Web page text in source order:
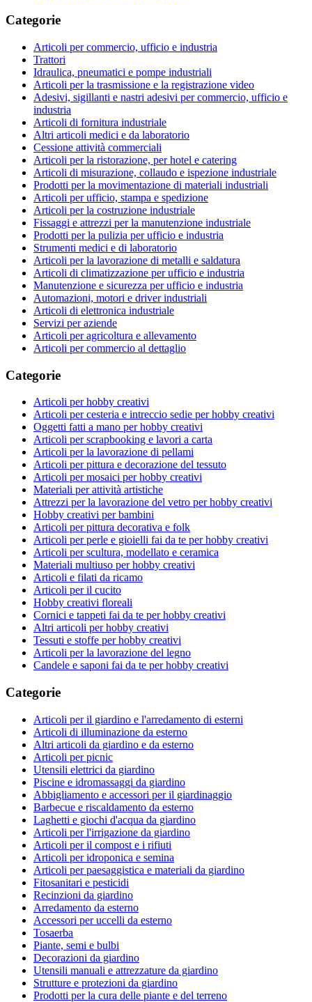
Categorie
Articoli per commercio, ufficio e industria
Trattori
Idraulica, pneumatici e pompe industriali
Articoli per la trasmissione e la registrazione video
Adesivi, sigillanti e nastri adesivi per commercio, ufficio e
industria
Articoli di fornitura industriale
Altri articoli medici e da laboratorio
Cessione attività commerciali
Articoli per la ristorazione, per hotel e catering
Articoli di misurazione, collaudo e ispezione industriale
Prodotti per la movimentazione di materiali industriali
Articoli per ufficio, stampa e spedizione
Articoli per la costruzione industriale
Fissaggi e attrezzi per la manutenzione industriale
Prodotti per la pulizia per ufficio e industria
Strumenti medici e di laboratorio
Articoli per la lavorazione di metalli e saldatura
Articoli di climatizzazione per ufficio e industria
Manutenzione e sicurezza per ufficio e industria
Automazioni, motori e driver industriali
Articoli di elettronica industriale
Servizi per aziende
Articoli per agricoltura e allevamento
Articoli per commercio al dettaglio
Categorie
Articoli per hobby creativi
Articoli per cesteria e intreccio sedie per hobby creativi
Oggetti fatti a mano per hobby creativi
Articoli per scrapbooking e lavori a carta
Articoli per la lavorazione di pellami
Articoli per pittura e decorazione del tessuto
Articoli per mosaici per hobby creativi
Materiali per attività artistiche
Attrezzi per la lavorazione del vetro per hobby creativi
Hobby creativi per bambini
Articoli per pittura decorativa e folk
Articoli per perle e gioielli fai da te per hobby creativi
Articoli per scultura, modellato e ceramica
Materiali multiuso per hobby creativi
Articoli e filati da ricamo
Articoli per il cucito
Hobby creativi floreali
Cornici e tappeti fai da te per hobby creativi
Altri articoli per hobby creativi
Tessuti e stoffe per hobby creativi
Articoli per la lavorazione del legno
Candele e saponi fai da te per hobby creativi
Categorie
Articoli per il giardino e l'arredamento di esterni
Articoli di illuminazione da esterno
Altri articoli da giardino e da esterno
Articoli per picnic
Utensili elettrici da giardino
Piscine e idromassaggi da giardino
Abbigliamento e accessori per il giardinaggio
Barbecue e riscaldamento da esterno
Laghetti e giochi d'acqua da giardino
Articoli per l'irrigazione da giardino
Articoli per il compost e i rifiuti
Articoli per idroponica e semina
Articoli per paesaggistica e materiali da giardino
Fitosanitari e pesticidi
Recinzioni da giardino
Arredamento da esterno
Accessori per uccelli da esterno
Tosaerba
Piante, semi e bulbi
Decorazioni da giardino
Utensili manuali e attrezzature da giardino
Strutture e protezioni da giardino
Prodotti per la cura delle piante e del terreno